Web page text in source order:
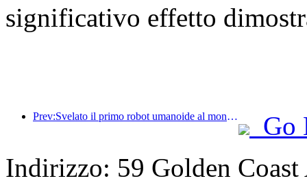
significativo effetto
Prev:Svelato il primo robot umanoide al mondo specializzato nei servizi di ristorazione multi-scenario.
Go
Indirizzo: 59 Golden Coast